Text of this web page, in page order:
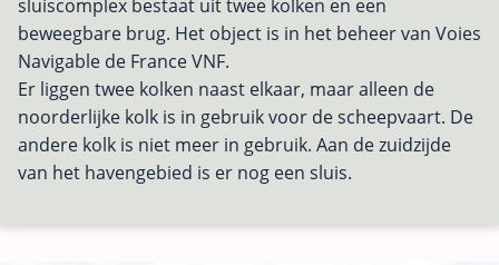
sluiscomplex bestaat uit twee kolken en een
beweegbare brug. Het object is in het beheer van Voies
Navigable de France VNF.
Er liggen twee kolken naast elkaar, maar alleen de
noorderlijke kolk is in gebruik voor de scheepvaart. De
andere kolk is niet meer in gebruik. Aan de zuidzijde
van het havengebied is er nog een sluis.